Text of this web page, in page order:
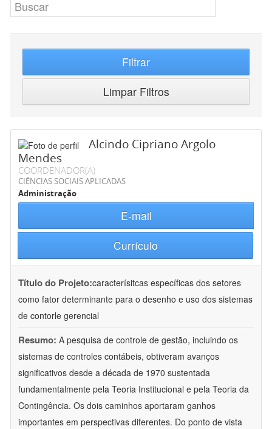
Filtrar
Limpar Filtros
Alcindo Cipriano Argolo
Mendes
COORDENADOR(A)
CIÊNCIAS SOCIAIS APLICADAS
Administração
E-mail
Currículo
Título do Projeto:caracterísitcas específicas dos setores
como fator determinante para o desenho e uso dos sistemas
de contorle gerencial
Resumo: A pesquisa de controle de gestão, incluindo os
sistemas de controles contábeis, obtiveram avanços
significativos desde a década de 1970 sustentada
fundamentalmente pela Teoria Institucional e pela Teoria da
Contingência. Os dois caminhos aportaram ganhos
importantes em perspectivas diferentes. Do ponto de vista